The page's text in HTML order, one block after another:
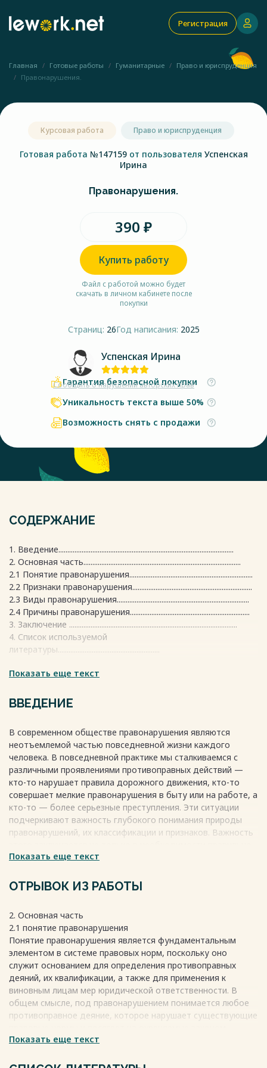
Регистрация
Главная Готовые работы Гуманитарные
Право и юриспруденция
Правонарушения.
Курсовая работа Право и юриспруденция
Готовая работа №147159 от пользователя Успенская
Ирина
Правонарушения.
390 ₽
Купить работу
Файл с работой можно будет
скачать в личном кабинете после
покупки
Страниц: 26Год написания: 2025
Успенская Ирина
Сообщить о нарушении авторских прав
Гарантия безопасной покупки
Уникальность текста выше 50%
Возможность снять с продажи
СОДЕРЖАНИЕ
1. Введение..................................................................................................
2. Основная часть........................................................................................
2.1 Понятие правонарушения.....................................................................
2.2 Признаки правонарушения...................................................................
2.3 Виды правонарушения..........................................................................
2.4 Причины правонарушения...................................................................
3. Заключение ..............................................................................................
4. Список используемой
литературы.........................................................
Весь текст будет доступен
Показать еще текст
ВВЕДЕНИЕ
В современном обществе правонарушения являются
неотъемлемой частью повседневной жизни каждого
человека. В повседневной практике мы сталкиваемся с
различными проявлениями противоправных действий —
кто-то нарушает правила дорожного движения, кто-то
совершает мелкие правонарушения в быту или на работе, а
кто-то — более серьезные преступления. Эти ситуации
подчеркивают важность глубокого понимания природы
правонарушений, их классификации и признаков. Важность
квалифицировать противоправные деяния для назначения
но и в формировании у граждан уважения к правовым
обязанностей, умение отличать допустимое поведение от
противоправного, помогают создавать гражданское
общество, основанное на правопорядке и справедливости.
Весь текст будет доступенпосле покупки
Показать еще текст
ОТРЫВОК ИЗ РАБОТЫ
2. Основная часть
2.1 понятие правонарушения
Понятие правонарушения является фундаментальным
элементом в системе правовых норм, поскольку оно
служит основанием для определения противоправных
деяний, их квалификации, а также для применения к
виновным лицам мер юридической ответственности. В
общем смысле, под правонарушением понимается любое
противоправное деяние, которое нарушает существующие
общественные отношения, ценности и интересы. Для
рассмотреть его составляющие и признаки, закрепленные в
Показать еще текст